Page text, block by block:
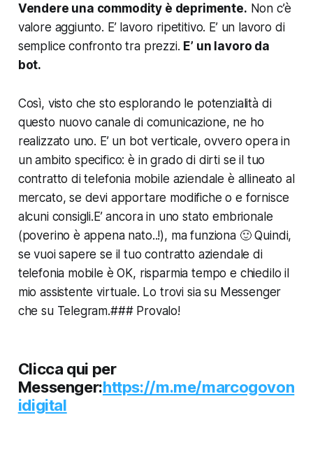
Vendere una commodity è deprimente. Non c’è
valore aggiunto. E’ lavoro ripetitivo. E’ un lavoro di
semplice confronto tra prezzi. E’ un lavoro da
bot.
Così, visto che sto esplorando le potenzialità di
questo nuovo canale di comunicazione, ne ho
realizzato uno. E’ un bot verticale, ovvero opera in
un ambito specifico: è in grado di dirti se il tuo
contratto di telefonia mobile aziendale è allineato al
mercato, se devi apportare modifiche o e fornisce
alcuni consigli.E’ ancora in uno stato embrionale
(poverino è appena nato..!), ma funziona 🙂 Quindi,
se vuoi sapere se il tuo contratto aziendale di
telefonia mobile è OK, risparmia tempo e chiedilo il
mio assistente virtuale. Lo trovi sia su Messenger
che su Telegram.### Provalo!
Clicca qui per
Messenger:https://m.me/marcogovon
idigital